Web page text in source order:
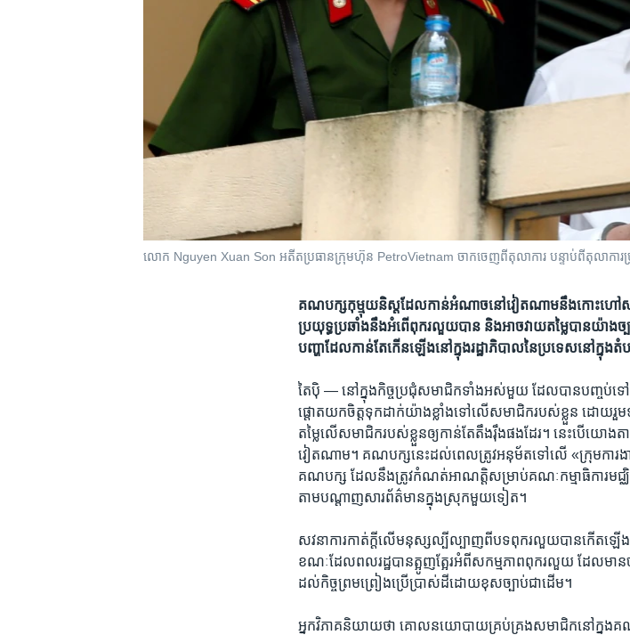
លោក Nguyen Xuan Son អតីត​ប្រធាន​ក្រុមហ៊ុន PetroVietnam ចាកចេញ​ពី​តុលាការ បន្ទាប់​ពី​តុលាក
គណបក្ស​កុម្មុយនិស្ត​ដែល​កាន់​អំណាច​នៅ​វៀតណាម​នឹង​កោះ​ហៅ​ស
ប្រយុទ្ធប្រឆាំង​នឹង​អំពើ​ពុករលួយ​បាន និង​អាច​វាយ​តម្លៃ​បាន​យ៉ា
បញ្ហា​ដែល​កាន់​តែ​កើនឡើង​នៅ​ក្នុង​រដ្ឋាភិបាល​នៃ​ប្រទេស​​នៅ​ក្នុង​
តៃប៉ិ —នៅ​ក្នុង​កិច្ចប្រជុំសមាជិក​ទាំង​អស់​មួយ ដែល​បាន​បញ្ចប់​ទៅ​
ផ្តោត​យក​ចិត្ត​ទុក​ដាក់​យ៉ាង​ខ្លាំង​ទៅ​លើ​សមាជិក​របស់​ខ្លួន ដោយ​រួ
តម្លៃ​លើ​សមាជិក​របស់​ខ្លួន​ឲ្យ​កាន់​តែ​តឹងរ៉ឹង​ផង​ដែរ។ នេះ​បើយោ
វៀតណាម។ គណបក្ស​នេះ​ដល់​ពេល​ត្រូវ​អនុម័ត​ទៅ​លើ ​«ក្រុមការ
គណបក្ស ដែល​នឹង​ត្រូវ​កំណត់​អាណត្តិ​សម្រាប់​គណៈកម្មាធិការ​ម
តាម​បណ្តាញ​សារព័ត៌មាន​ក្នុង​ស្រុក​មួយ​ទៀត។
សវនាការ​កាត់​ក្តី​លើ​មនុស្ស​ល្បីល្បាញ​ពី​បទ​ពុករលួយ​បាន​កើត​ឡើ
ខណៈ​ដែល​ពលរដ្ឋ​បាន​ត្អូញត្អែរ​អំពី​សកម្មភាព​ពុករលួយ ដែល​មា
ដល់​កិច្ចព្រមព្រៀង​ប្រើប្រាស់​ដី​ដោយ​ខុសច្បាប់​ជាដើម។
អ្នក​វិភាគ​និយាយ​ថា គោលនយោបាយ​គ្រប់គ្រង​សមាជិក​នៅ​ក្នុង​គណ